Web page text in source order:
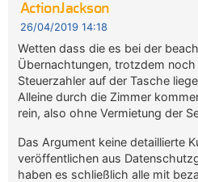
ActionJackson
26/04/2019 14:18
Wetten dass die es bei der
Übernachtungen, trotzdem
Steuerzahler auf der Tasche
Alleine durch die Zimmer
rein, also ohne Vermietung der
Das Argument keine detaillierte
veröffentlichen aus
haben es schließlich alle mit